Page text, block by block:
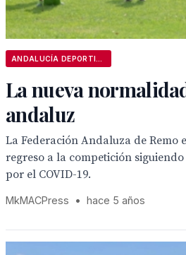
La nueva
andaluz
La Federación Andaluza de Remo
regreso a la competición
por el COVID-19.
MkMACPress • hace 5 años